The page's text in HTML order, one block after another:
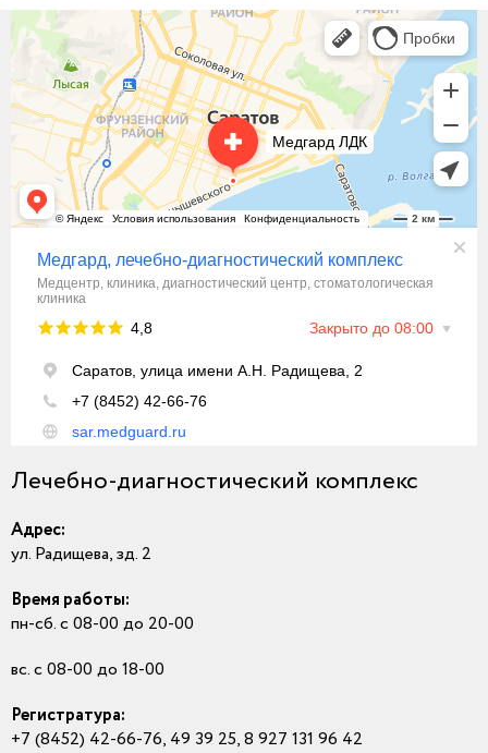
Лечебно-диагностический комплекс
Адрес:
ул. Радищева, зд. 2
Время работы:
пн-сб. с 08-00 до 20-00
вс. с 08-00 до 18-00
Регистратура:
+7 (8452) 42-66-76, 49 39 25, 8 927 131 96 42